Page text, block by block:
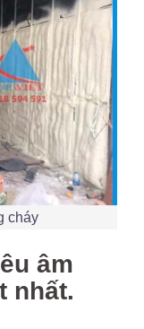
cháy
âm
nhất.